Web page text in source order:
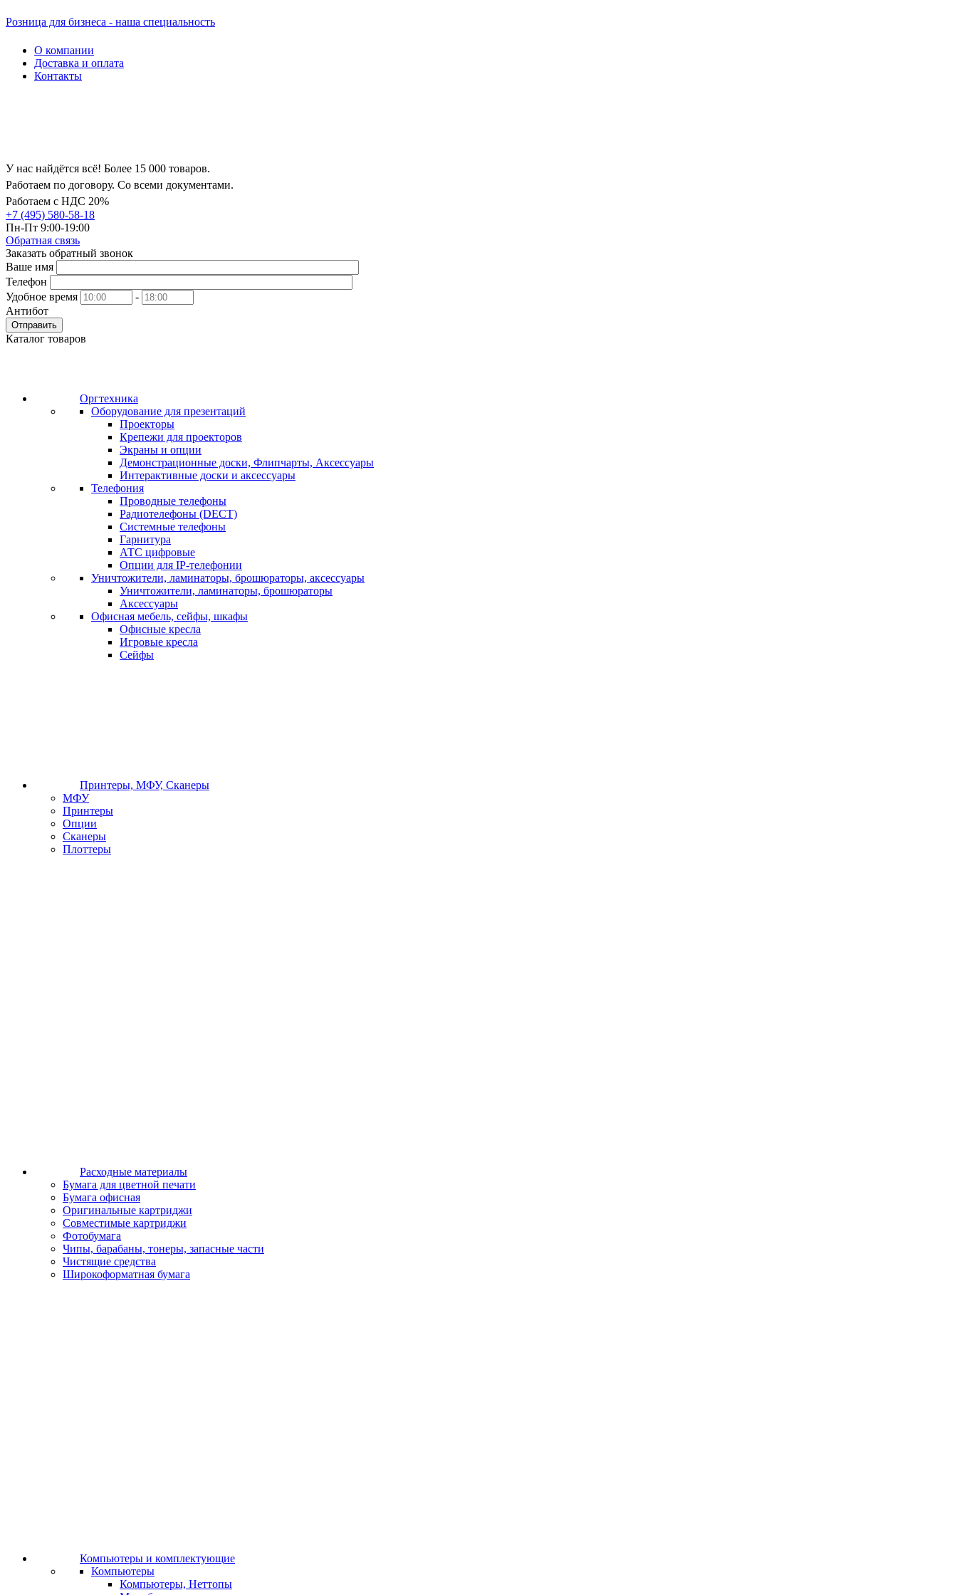
Розница для бизнеса - наша специальность
О компании
Доставка и оплата
Контакты
У нас найдётся всё! Более 15 000 товаров.
Работаем по договору. Со всеми документами.
Работаем с НДС 20%
+7 (495) 580-58-18
Пн-Пт 9:00-19:00
Обратная связь
Заказать обратный звонок
Ваше имя
Телефон
Удобное время
-
Антибот
Отправить
Каталог товаров
Оргтехника
Оборудование для презентаций
Проекторы
Крепежи для проекторов
Экраны и опции
Демонстрационные доски, Флипчарты, Аксессуары
Интерактивные доски и аксессуары
Телефония
Проводные телефоны
Радиотелефоны (DECT)
Системные телефоны
Гарнитура
АТС цифровые
Опции для IP-телефонии
Уничтожители, ламинаторы, брошюраторы, аксессуары
Уничтожители, ламинаторы, брошюраторы
Аксессуары
Офисная мебель, сейфы, шкафы
Офисные кресла
Игровые кресла
Сейфы
Принтеры, МФУ, Сканеры
МФУ
Принтеры
Опции
Сканеры
Плоттеры
Расходные материалы
Бумага для цветной печати
Бумага офисная
Оригинальные картриджи
Совместимые картриджи
Фотобумага
Чипы, барабаны, тонеры, запасные части
Чистящие средства
Широкоформатная бумага
Компьютеры и комплектующие
Компьютеры
Компьютеры, Неттопы